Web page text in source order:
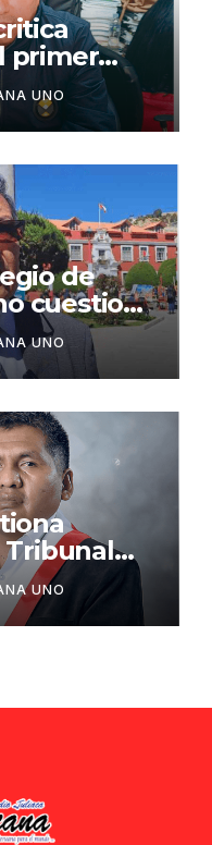
primer
de Keiko
UNO
de
cuestiona
seguridad
UNO
liberación
UNO